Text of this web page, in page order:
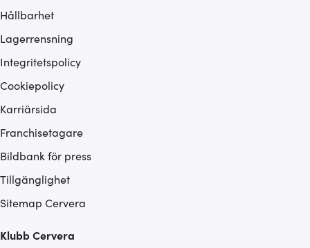
Hållbarhet
Lagerrensning
Integritetspolicy
Cookiepolicy
Karriärsida
Franchisetagare
Bildbank för press
Tillgänglighet
Sitemap Cervera
Klubb Cervera